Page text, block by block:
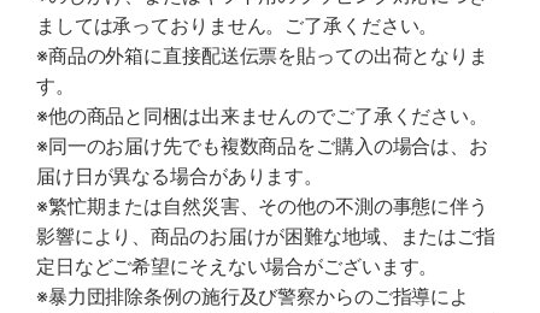
ましては承っておりません。ご了承ください。
※商品の外箱に直接配送伝票を貼っての出荷となりま
す。
※他の商品と同梱は出来ませんのでご了承ください。
※同一のお届け先でも複数商品をご購入の場合は、お
届け日が異なる場合があります。
※繁忙期または自然災害、その他の不測の事態に伴う
影響により、商品のお届けが困難な地域、またはご指
定日などご希望にそえない場合がございます。
※暴力団排除条例の施行及び警察からのご指導によ